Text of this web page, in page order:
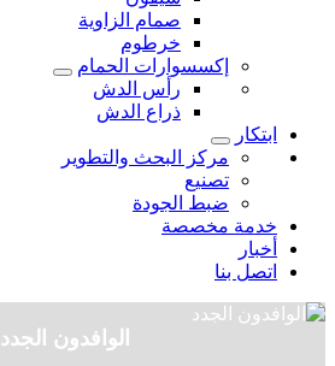
صمام الزاوية
خرطوم
إكسسوارات الحمام
رأس الدش
ذراع الدش
ابتكار
مركز البحث والتطوير
تصنيع
ضبط الجودة
خدمة مخصصة
أخبار
اتصل بنا
الوافدون الجدد